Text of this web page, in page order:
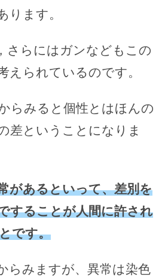
ります。
さらにはガンなどもこの
えられているのです。
らみると個性とはほんの
差ということになりま
があるといって、差別を
することが人間に許され
です。
らみますが、異常は染色